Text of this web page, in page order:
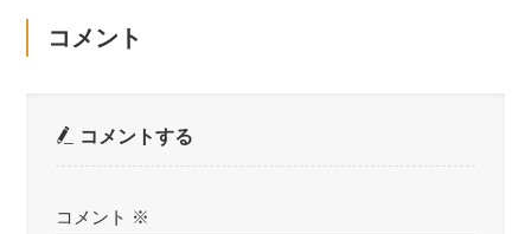
コメント
コメントする
コメント ※